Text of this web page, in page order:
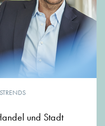
und Stadt